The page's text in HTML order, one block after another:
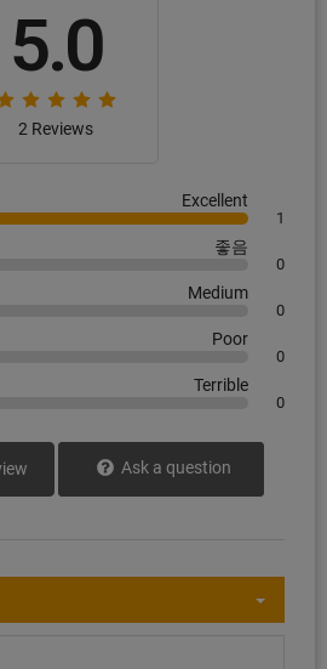
5.0
2 Reviews
Excellent
1
좋음
0
Medium
0
Poor
0
Terrible
0
Ask a question